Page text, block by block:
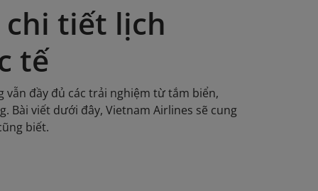
chi tiết lịch
tế
đầy đủ các trải nghiệm từ tắm biển,
Bài viết dưới đây, Vietnam Airlines sẽ cung
biết.